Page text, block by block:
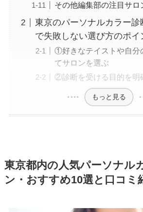
その他編集部の注目サロ
東京のパーソナルカラー診
で失敗しない選び方のポイ
①好きなテイストや自分
てサロンを選ぶ
②診断を受ける目的を明
もっと見る
東京都内の人気パーソナル
ン・おすすめ10選と口コミ